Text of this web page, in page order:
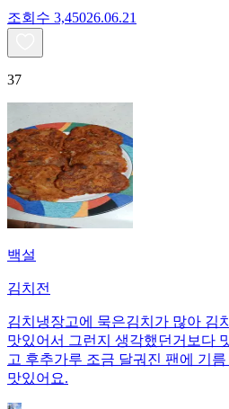
조회수 3,45026.06.21
37
백설
김치전
김치냉장고에 묵은김치가 많아 김
맛있어서 그런지 생각했던거보다
고 후추가루 조금 달궈진 팬에 기
맛있어요.